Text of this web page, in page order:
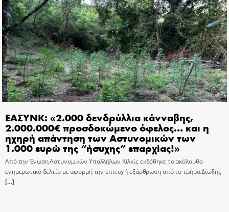
ΕΑΣΥΝΚ: «2.000 δενδρύλλια κάνναβης,
2.000.000€ προσδοκώμενο όφελος… και η
ηχηρή απάντηση των Αστυνομικών των
1.000 ευρώ της “ήσυχης” επαρχίας!»
Από την Ένωση Αστυνομικών Υπαλλήλων Κιλκίς εκδόθηκε το ακόλουθο
ενημερωτικό δελτίο με αφορμή την επιτυχή εξάρθρωση από το τμήμα Δίωξης
[…]